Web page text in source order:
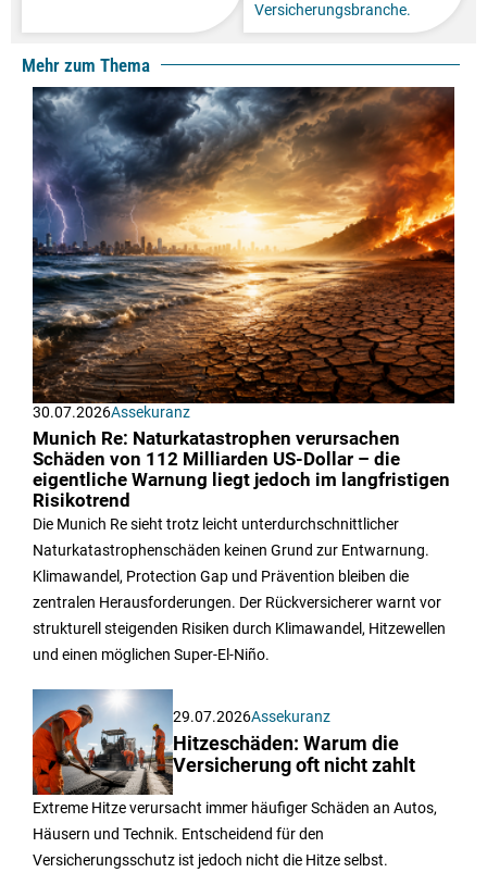
Versicherungsbranche.
Mehr zum Thema
30.07.2026Assekuranz
Munich Re: Naturkatastrophen verursachen
Schäden von 112 Milliarden US-Dollar – die
eigentliche Warnung liegt jedoch im langfristigen
Risikotrend
Die Munich Re sieht trotz leicht unterdurchschnittlicher
Naturkatastrophenschäden keinen Grund zur Entwarnung.
Klimawandel, Protection Gap und Prävention bleiben die
zentralen Herausforderungen. Der Rückversicherer warnt vor
strukturell steigenden Risiken durch Klimawandel, Hitzewellen
und einen möglichen Super-El-Niño.
29.07.2026Assekuranz
Hitzeschäden: Warum die
Versicherung oft nicht zahlt
Extreme Hitze verursacht immer häufiger Schäden an Autos,
Häusern und Technik. Entscheidend für den
Versicherungsschutz ist jedoch nicht die Hitze selbst.